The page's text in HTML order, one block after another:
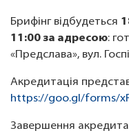
Брифінг відбудеться
11:00 за адресою:
«Предслава», вул.
Акредитація
https://goo.gl/forms/
Завершення